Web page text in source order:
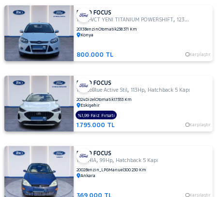
TITANIUM
1.6 TI-
VCT
TREND
X
1.6 TI-VCT
TITANIUM
POWERSHIFT
1.6 TREND
X
OTOMATIK
2.0
ST
KUGA
MONDEO
FORD FOCUS
1.6 TI-VCT YENI TITANIUM POWERSHIFT,123Hp
2013BenzinOtomatik238.371 Km
Konya
800.000 TL Karşılaştır
FORD FOCUS
1.5 EcoBlue Active Stil,113Hp, Hatchback 5 Kapı
2024DizelOtomatik17.553 Km
Eskişehir
1.795.000 TL Karşılaştır
%1,99 Faiz Fırsatı
FORD FOCUS
1.6 GHIA,99Hp, Hatchback 5 Kapı
2002Benzin_LPGManuel300.230 Km
Ankara
Karşılaştır